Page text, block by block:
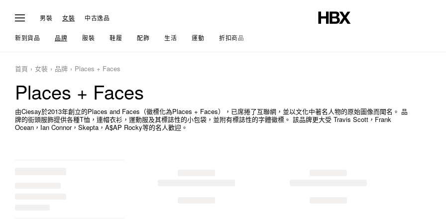
男裝 女裝 中古逸品
新到貨品 品牌 服裝 鞋履 配飾 生活 運動 折扣商品
首頁 女裝 品牌 Places + Faces
Places + Faces
由Ciesay於2013年創立的Places and Faces（徽標化為Places + Faces），已席捲了互聯網，並以文化中著名人物的原始圖像而聞名。 品
牌的街頭服飾提供各種T恤，連帽衣衫，運動服及其標誌性的小包袋，並附有標誌性的字體徽標。 該品牌更大受 Travis Scott，Frank
Ocean，Ian Connor，Skepta，A$AP Rocky等的名人歡迎。